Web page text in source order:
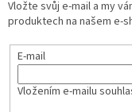
Vložte svůj e-mail a my
produktech na našem e-
E-mail
Vložením e-mailu